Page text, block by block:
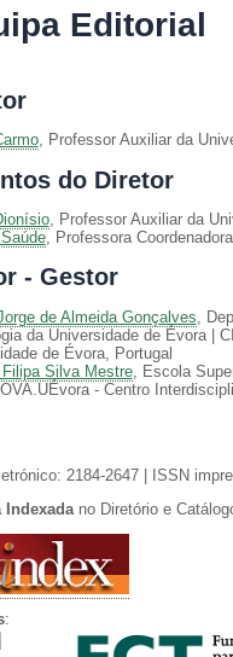
Editorial
, Professor Auxiliar da
do Diretor
, Professor Auxiliar da
, Professora
- Gestor
de Almeida Gonçalves ,
da Universidade de Évora |
de Évora, Portugal
Silva Mestre, Escola
- Centro
2184-2647 | ISSN
Indexadano Diretório e
: